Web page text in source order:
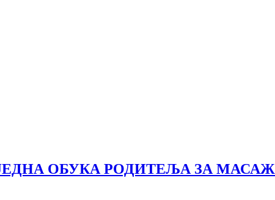
ОБУКА РОДИТЕЉА ЗА